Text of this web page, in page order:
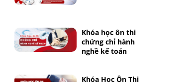
Khóa học ôn thi
chứng chỉ hành
nghề kế toán
Khóa Học Ôn Thi